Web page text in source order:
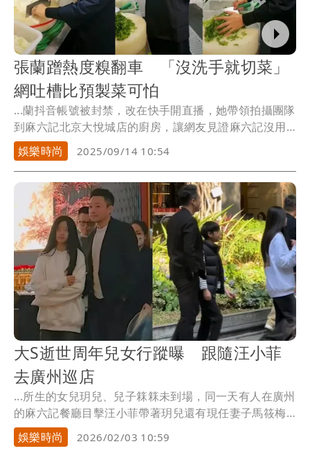
張蘭蹭熱度糗翻車 「沒洗手就切菜」
網吐槽比預製菜可怕
...蘭抖音帳號被封禁，改在快手開直播，她帶領拍攝團隊
到麻六記北京大悅城店的廚房，讓網友見證麻六記沒用
預製...
娛樂時尚 2025/09/14 10:54
大S逝世周年兒女行蹤曝 跟隨汪小菲
去廣州巡店
...所生的女兒玥兒、兒子箖箖未到場，同一天有人在廣州
的麻六記餐廳目擊汪小菲帶著玥兒還有現任妻子馬筱梅
巡店...
娛樂時尚 2026/02/03 10:59